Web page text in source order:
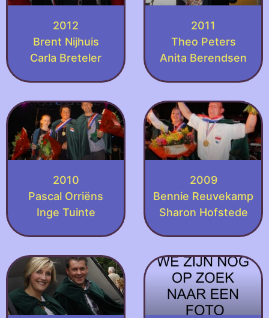
2012
Brent Nijhuis
Carla Breteler
2011
Theo Peters
Anita Berendsen
2010
Pascal Orriëns
Inge Tuinte
2009
Bennie Reuvekamp
Sharon Hofstede